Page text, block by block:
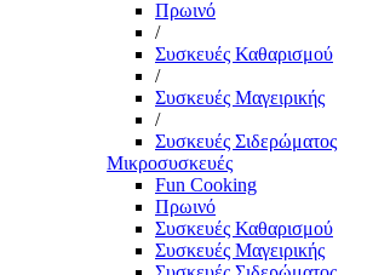
Πρωινό
/
Συσκευές Καθαρισμού
/
Συσκευές Μαγειρικής
/
Συσκευές Σιδερώματος
Μικροσυσκευές
Fun Cooking
Πρωινό
Συσκευές Καθαρισμού
Συσκευές Μαγειρικής